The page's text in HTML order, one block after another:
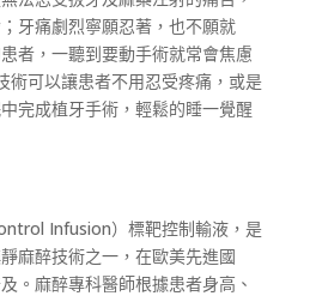
牙痛劇烈寧願忍著，也不願就
者，一聽到要動手術就常會焦慮
術可以讓患者不用忍受疼痛，或是
完成植牙手術，輕鬆的睡一覺醒
Infusion）標靶控制輸液，是
麻醉技術之一，在歐美先進國
。麻醉專科醫師根據患者身高、